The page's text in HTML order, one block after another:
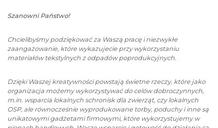
Szanowni Państwo!
Chcielibyśmy podziękować za Waszą pracę i niezwykłe
zaangażowanie, które wykazujecie przy wykorzystaniu
materiałów tekstylnych z odpadów poprodukcyjnych.
Dzięki Waszej kreatywności powstają świetne rzeczy, które jako
organizacja możemy wykorzystywać do celów dobroczynnych,
m.in. wsparcia lokalnych schronisk dla zwierząt, czy lokalnych
OSP, ale równocześnie wyprodukowane torby, poduchy i inne są
unikatowymi gadżetami firmowymi, które wykorzystujemy w